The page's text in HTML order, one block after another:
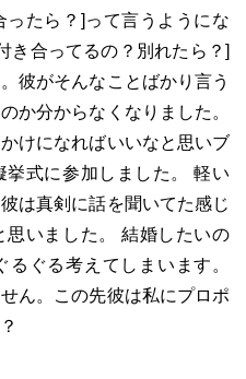
たら？]って言うようにな
き合ってるの？別れたら？]
彼がそんなことばかり言う
か分からなくなりました。
けになればいいなと思いブ
式に参加しました。 軽い
は真剣に話を聞いてた感じ
いました。 結婚したいの
ぐる考えてしまいます。
ん。この先彼は私にプロポ